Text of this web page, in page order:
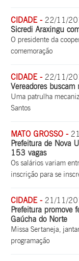
CIDADE - 22/11/
Sicredi Araxingu
O presidente da
comemoração
CIDADE - 22/11/
Vereadores
Uma patrulha
Santos
MATO GROSSO -
Prefeitura de Nova
153 vagas
Os salários variam
inscrição para se
CIDADE - 21/11/
Prefeitura promove
Gaúcha do Norte
Missa Sertaneja,
programação